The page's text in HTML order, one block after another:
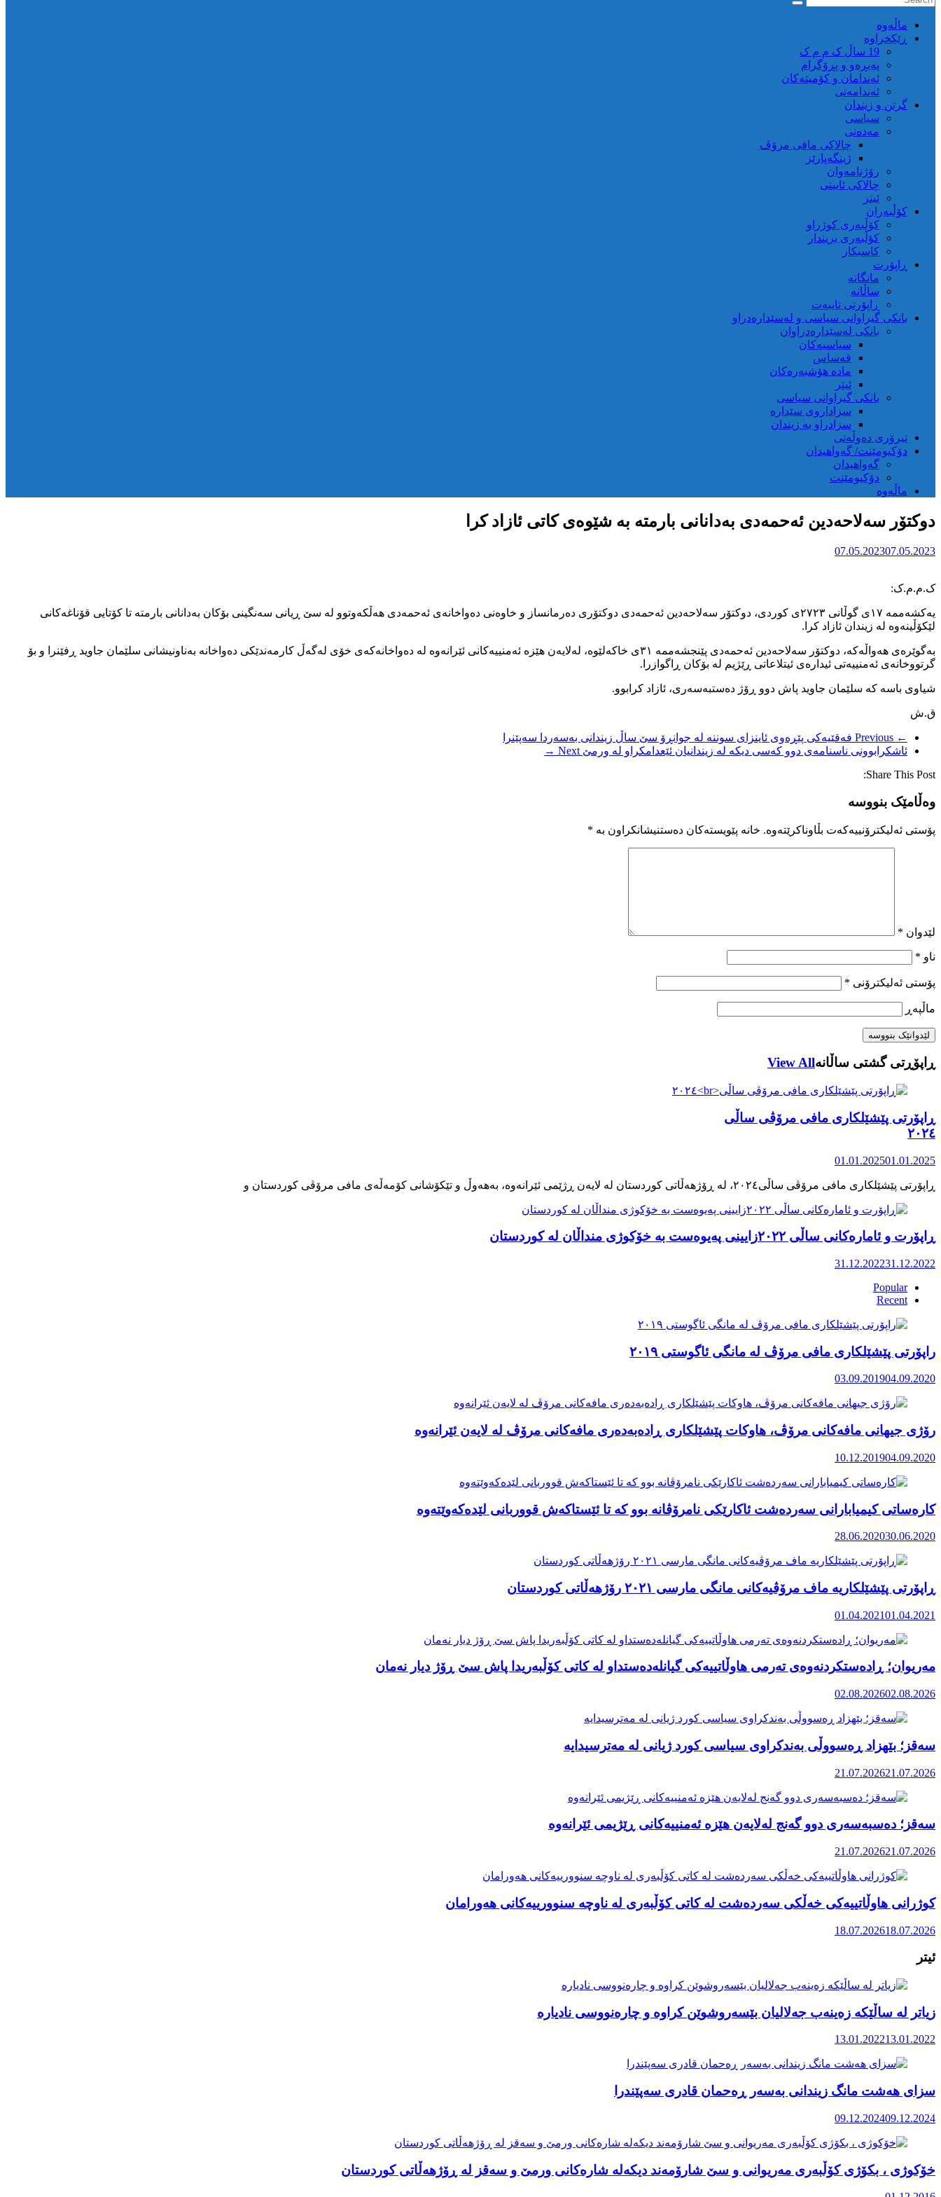
ماڵه‌وه‌
ڕێکخراوە
19 ساڵ ک م م ک
پەیڕەو و پڕۆگرام
ئەندامان و کۆمیتەکان
ئەندامەتی
گرتن و زیندان
سیاسی
مەدەنی
چالاکی مافی مرۆڤ
ژینگەپارێز
رۆژنامەوان
چالاکی ئایینی
ئیتر
کۆڵبەران
کۆڵبەری کوژراو
کؤڵبەری بریندار
کاسبکار
ڕاپۆرت
مانگانە
ساڵانە
ڕاپۆرتی تایبەت
بانکی گیراوانی سیاسی و لەسێدارەدراو
بانکی لەسێدارەدراوان
سیاسیەکان
قەساس
مادە هۆشبەرەکان
ئیتر
بانکی گیراوانی سیاسی
سزاداروی سێدارە
سزادراو بە زیندان
تیرۆری دەوڵەتی
دۆکیومێنت/ گەواهیدان
گەواهیدان
دۆکیومێنت
ماڵەوە
دوکتۆر سەلاحەدین ئەحمەدی بەدانانی بارمتە بە شێوەی کاتی ئازاد کرا
07.05.202307.05.2023
ک.م.م.ک:
یەکشەممە ١٧ی گوڵانی ٢٧٢٣ی کوردی، دوکتۆر سەلاحەدین ئەحمەدی دوکتۆری دەرمانساز و خاوەنی دەواخانەی ئەحمەدی هەڵکەوتوو لە سێ ڕیانی سەنگینی بۆکان بەدانانی بارمتە تا کۆتایی قۆناغەکانی
لێکۆڵینەوە لە زیندان ئازاد کرا.
بەگوێرەی هەواڵەکە، دوکتۆر سەلاحەدین ئەحمەدی پێنجشەممە ٣١ی خاکەلێوە، لەلایەن هێزە ئەمنییەکانی ئێرانەوە لە دەواخانەکەی خۆی لەگەڵ کارمەندێکی دەواخانە بەناونیشانی سلێمان جاوید ڕفێنرا و بۆ
گرتووخانەی ئەمنییەتی ئیدارەی ئیتلاعاتی ڕێژیم لە بۆکان ڕاگوازرا.
شیاوی باسە کە سلێمان جاوید پاش دوو ڕۆژ دەستبەسەری، ئازاد کرابوو.
ق.ش
← Previous
فەقێیەکی پێڕەوی ئاینزای سوننە لە جوانڕۆ سێ ساڵ زیندانی بەسەردا سەپێنرا
ئاشکرابوونی ناسنامەی دوو کەسی دیکە لە زیندانیان ئێعدامکراو لە ورمێ Next →
Share This Post:
وەڵامێک بنووسە
پۆستی ئەلیکترۆنییەکەت بڵاوناکرێتەوە. خانە پێویستەکان دەستنیشانکراون بە *
لێدوان *
ناو *
پۆستی ئەلیکترۆنی *
ماڵپه‌ڕ
ڕاپۆڕتی گشتی ساڵانهView All
ڕاپۆرتی پێشێلکاری مافی مرۆڤی ساڵی
٢٠٢٤
01.01.202501.01.2025
ڕاپۆرت و ئامارەکانی ساڵی ٢٠٢٢زایینی پەیوەست بە خۆکوژی منداڵان لە کوردستان
31.12.202231.12.2022
Popular
Recent
راپۆرتی پێشێلكاری مافی مرۆڤ له‌ مانگی ئاگوستی ٢٠١٩
03.09.201904.09.2020
رۆژی جیهانی مافەکانی مرۆڤ، هاوکات پێشێلکاری ڕادەبەدەری مافەکانی مرۆڤ لە لایەن ئێرانەوە
10.12.201904.09.2020
کارەساتی کیمیابارانی سەردەشت ئاکارێکی نامرۆڤانە بوو کە تا ئێستاکەش قووربانی لێدەکەوێتەوە
28.06.202030.06.2020
ڕاپۆرتی پێشێلکاریە ماف مرۆڤیەکانی مانگی مارسی ٢٠٢١ رۆژهەڵاتی کوردستان
01.04.202101.04.2021
مەریوان؛ ڕادەستکردنەوەی تەرمی هاوڵاتییەکی گیانلەدەستداو لە کاتی کۆڵبەریدا پاش سێ ڕۆژ دیار نەمان
02.08.202602.08.2026
سەقز؛ بێهزاد ڕەسووڵی بەندکراوی سیاسی کورد ژیانی لە مەترسیدایە
21.07.202621.07.2026
سەقز؛ دەسبەسەری دوو گەنج لەلایەن هێزە ئەمنییەکانی ڕێژیمی ئێرانەوە
21.07.202621.07.2026
کوژرانی هاوڵاتییەکی خەڵکی سەردەشت لە کاتی کۆڵبەری لە ناوچە سنوورییەکانی هەورامان
18.07.202618.07.2026
ئیتر
زیاتر لە ساڵێکە زەینەب جەلالیان بێسەروشوێن کراوە و چارەنووسی نادیارە
13.01.202213.01.2022
سزای هەشت مانگ زیندانی بەسەر ڕەحمان قادری سەپێندرا
09.12.202409.12.2024
خۆکوژی ، بکۆژی کۆڵبەری مەریوانی و سێ شارۆمەند دیکەلە شارەکانی ورمێ و سەقز لە ڕۆژهەڵاتی کوردستان